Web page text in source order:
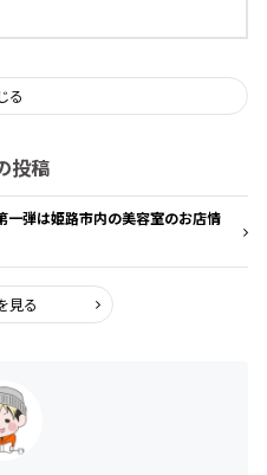
る
投稿
一弾は姫路市内の美容室のお店情
見る